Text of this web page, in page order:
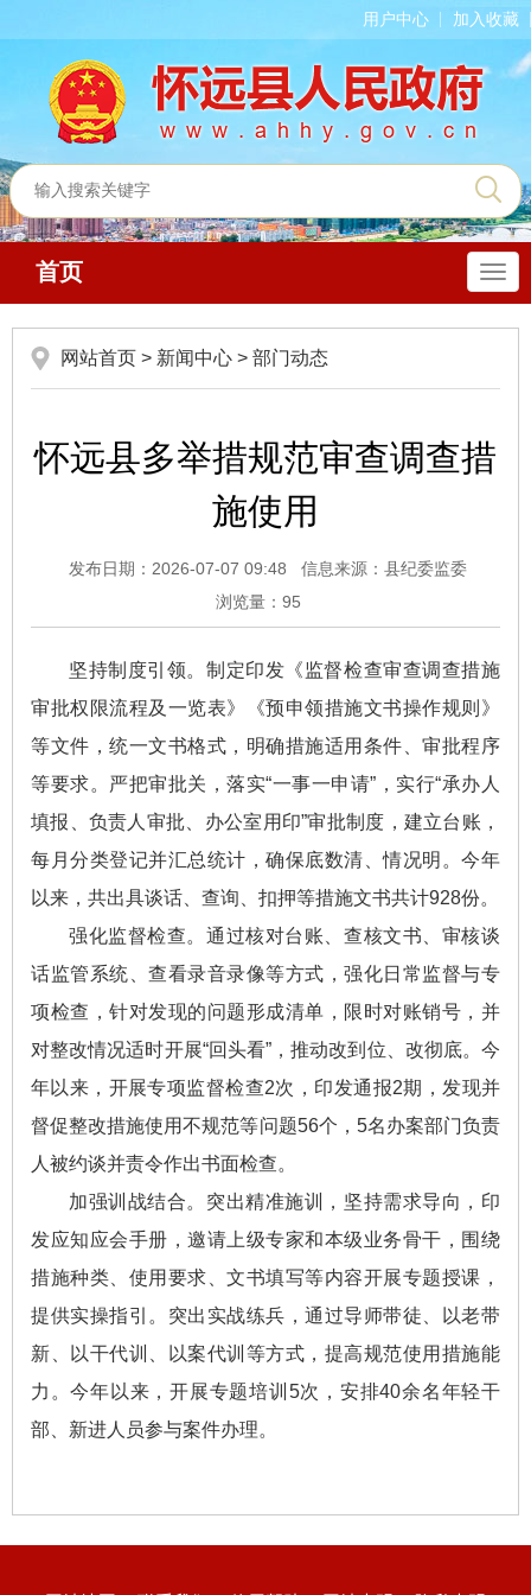
用户中心 加入收藏
导
航
首页
网站首页 > 新闻中心 > 部门动态
怀远县多举措规范审查调查措
施使用
发布日期：2026-07-07 09:48
信息来源：县纪委监委
浏览量： 95
坚持制度引领。制定印发《监督检查审查调查措施
审批权限流程及一览表》《预申领措施文书操作规则》
等文件，统一文书格式，明确措施适用条件、审批程序
等要求。严把审批关，落实“一事一申请”，实行“承办人
填报、负责人审批、办公室用印”审批制度，建立台账，
每月分类登记并汇总统计，确保底数清、情况明。今年
以来，共出具谈话、查询、扣押等措施文书共计928份。
强化监督检查。通过核对台账、查核文书、审核谈
话监管系统、查看录音录像等方式，强化日常监督与专
项检查，针对发现的问题形成清单，限时对账销号，并
对整改情况适时开展“回头看”，推动改到位、改彻底。今
年以来，开展专项监督检查2次，印发通报2期，发现并
督促整改措施使用不规范等问题56个，5名办案部门负责
人被约谈并责令作出书面检查。
加强训战结合。突出精准施训，坚持需求导向，印
发应知应会手册，邀请上级专家和本级业务骨干，围绕
措施种类、使用要求、文书填写等内容开展专题授课，
提供实操指引。突出实战练兵，通过导师带徒、以老带
新、以干代训、以案代训等方式，提高规范使用措施能
力。今年以来，开展专题培训5次，安排40余名年轻干
部、新进人员参与案件办理。